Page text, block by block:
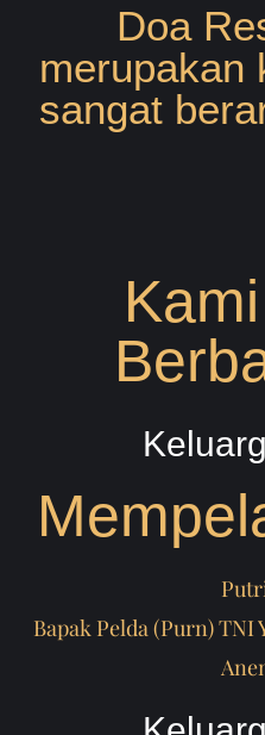
Doa
merupakan
sangat
Bapak Pelda (Purn) TNI